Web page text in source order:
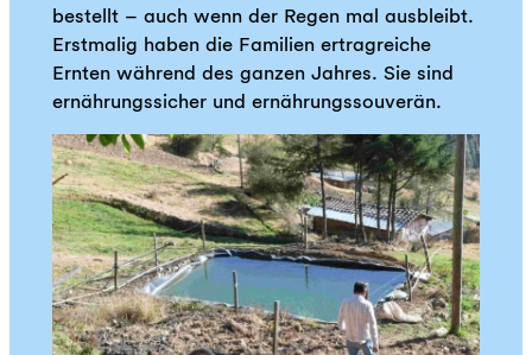
bestellt – auch wenn der Regen mal ausbleibt.
Erstmalig haben die Familien ertragreiche
Ernten während des ganzen Jahres. Sie sind
ernährungssicher und ernährungssouverän.